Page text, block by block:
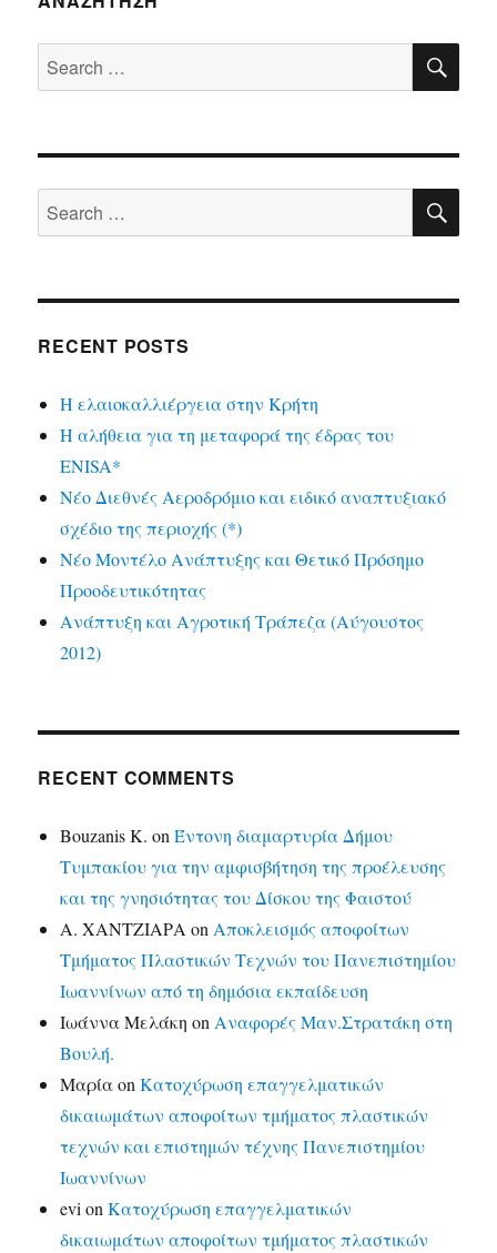
Search
for:
Search
for:
RECENT POSTS
Η ελαιοκαλλιέργεια στην Κρήτη
Η αλήθεια για τη μεταφορά της έδρας του
ENISA*
Νέο Διεθνές Αεροδρόμιο και ειδικό αναπτυξιακό
σχέδιο της περιοχής (*)
Νέο Μοντέλο Ανάπτυξης και Θετικό Πρόσημο
Προοδευτικότητας
Ανάπτυξη και Αγροτική Τράπεζα (Αύγουστος
2012)
RECENT COMMENTS
Bouzanis K. onΈντονη διαμαρτυρία Δήμου
Τυμπακίου για την αμφισβήτηση της προέλευσης
και της γνησιότητας του Δίσκου της Φαιστού
Α. ΧΑΝΤΖΙΑΡΑ on Αποκλεισμός αποφοίτων
Τμήματος Πλαστικών Τεχνών του Πανεπιστημίου
Ιωαννίνων από τη δημόσια εκπαίδευση
Ιωάννα Μελάκη on Αναφορές Μαν.Στρατάκη στη
Βουλή.
ΜαρίαonΚατοχύρωση επαγγελματικών
δικαιωμάτων αποφοίτων τμήματος πλαστικών
τεχνών και επιστημών τέχνης Πανεπιστημίου
Ιωαννίνων
evi onΚατοχύρωση επαγγελματικών
δικαιωμάτων αποφοίτων τμήματος πλαστικών